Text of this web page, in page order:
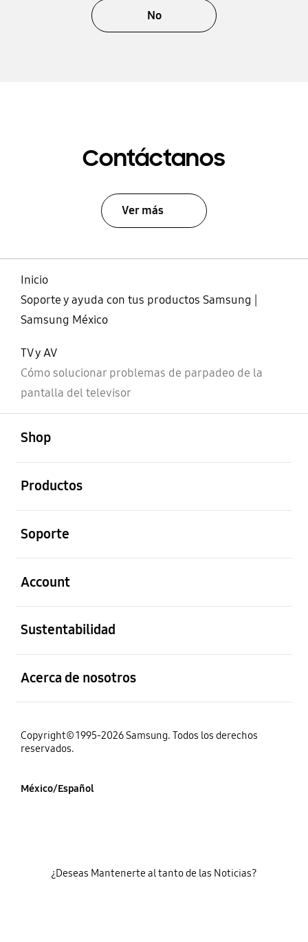
No
Contáctanos
Ver más
Inicio
Soporte y ayuda con tus productos Samsung |
Samsung México
TV y AV
Cómo solucionar problemas de parpadeo de la
pantalla del televisor
Shop
Productos
Soporte
Account
Sustentabilidad
Acerca de nosotros
Copyright© 1995-2026 Samsung. Todos los derechos
reservados.
México/Español
¿Deseas Mantenerte al tanto de las Noticias?